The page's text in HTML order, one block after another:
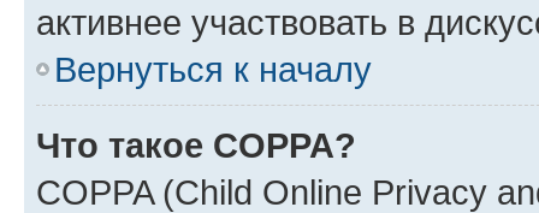
активнее участвовать в
Вернуться к началу
Что такое COPPA?
COPPA (Child Online Privacy